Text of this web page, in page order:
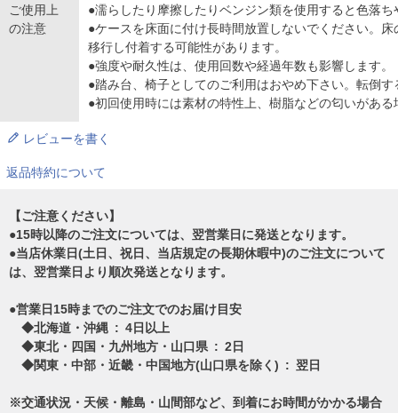
ご使用上
の注意
●濡らしたり摩擦したりベンジン類を使用すると色落
●ケースを床面に付け長時間放置しないでください。
移行し付着する可能性があります。
●強度や耐久性は、使用回数や経過年数も影響します。
●踏み台、椅子としてのご利用はおやめ下さい。転倒
●初回使用時には素材の特性上、樹脂などの匂いがあ
レビューを書く
返品特約について
【ご注意ください】
●15時以降のご注文については、翌営業日に発送となります。
●当店休業日(土日、祝日、当店規定の長期休暇中)のご注文について
は、翌営業日より順次発送となります。
●営業日15時までのご注文でのお届け目安
◆北海道・沖縄 : 4日以上
◆東北・四国・九州地方・山口県 : 2日
◆関東・中部・近畿・中国地方(山口県を除く) : 翌日
※交通状況・天候・離島・山間部など、到着にお時間がかかる場合